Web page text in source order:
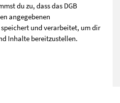
du zu, dass das DGB
angegebenen
und verarbeitet, um dir
Inhalte bereitzustellen.